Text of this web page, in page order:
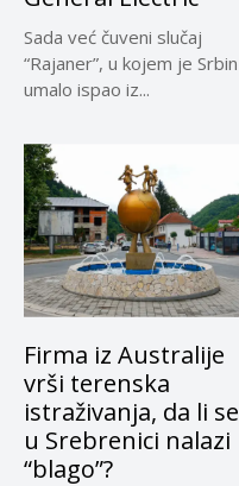
Sada već čuveni slučaj
“Rajaner”, u kojem je Srbin
umalo ispao iz...
Firma iz Australije
vrši terenska
istraživanja, da li se
u Srebrenici nalazi
“blago”?